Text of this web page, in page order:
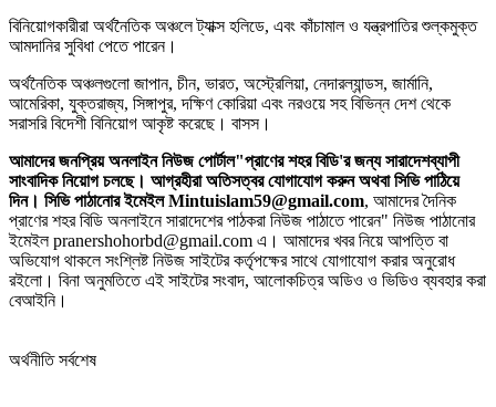
বিনিয়োগকারীরা অর্থনৈতিক অঞ্চলে ট্যাক্স হলিডে, এবং কাঁচামাল ও যন্ত্রপাতির শুল্কমুক্ত
আমদানির সুবিধা পেতে পারেন।
অর্থনৈতিক অঞ্চলগুলো জাপান, চীন, ভারত, অস্ট্রেলিয়া, নেদারল্যান্ডস, জার্মানি,
আমেরিকা, যুক্তরাজ্য, সিঙ্গাপুর, দক্ষিণ কোরিয়া এবং নরওয়ে সহ বিভিন্ন দেশ থেকে
সরাসরি বিদেশী বিনিয়োগ আকৃষ্ট করেছে। বাসস।
আমাদের জনপ্রিয় অনলাইন নিউজ পোর্টাল"প্রাণের শহর বিডি'র জন্য সারাদেশব্যাপী
সাংবাদিক নিয়োগ চলছে। আগ্রহীরা অতিসত্বর যোগাযোগ করুন অথবা সিভি পাঠিয়ে
দিন। সিভি পাঠানোর ইমেইল Mintuislam59@gmail.com, আমাদের দৈনিক
প্রাণের শহর বিডি অনলাইনে সারাদেশের পাঠকরা নিউজ পাঠাতে পারেন" নিউজ পাঠানোর
ইমেইল pranershohorbd@gmail.com এ। আমাদের খবর নিয়ে আপত্তি বা
অভিযোগ থাকলে সংশ্লিষ্ট নিউজ সাইটের কর্তৃপক্ষের সাথে যোগাযোগ করার অনুরোধ
রইলো। বিনা অনুমতিতে এই সাইটের সংবাদ, আলোকচিত্র অডিও ও ভিডিও ব্যবহার করা
বেআইনি।
অর্থনীতি সর্বশেষ